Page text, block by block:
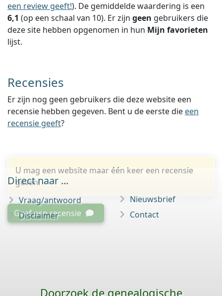
een review geeft!). De gemiddelde waardering is een
6,1 (op een schaal van 10). Er zijn geen gebruikers die
deze site hebben opgenomen in hun Mijn favorieten
lijst.
Recensies
Er zijn nog geen gebruikers die deze website een
recensie hebben gegeven. Bent u de eerste die een
recensie geeft?
U mag een website maar één keer een recensie
geven.
Geef een recensie
Direct naar ...
Vraag/antwoord
Disclaimer
Nieuwsbrief
Contact
Doorzoek de genealogische